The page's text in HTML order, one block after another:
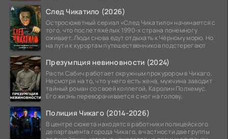
След Чикатило (2026)
Остросюжетный сериал «След Чикатило» начинается с
того, что после тяжёлых 1990-х страна понемногу
оживает. Люди снова едут отдыхать к Чёрному морю. Но
на пути к курортам путешественников подстерегают
Презумпция невиновности (2024)
Расти Сабич работает окружным прокурором в Чикаго.
Несмотря на то, что у него есть жена, мужчина заводит
тайный роман со своей коллегой, Каролин Полхемус.
Его жизнь переворачивается с ног на голову,
Полиция Чикаго (2014-2026)
В центре сюжета находятся работники полицейского
департамента города Чикаго, в частности две группы